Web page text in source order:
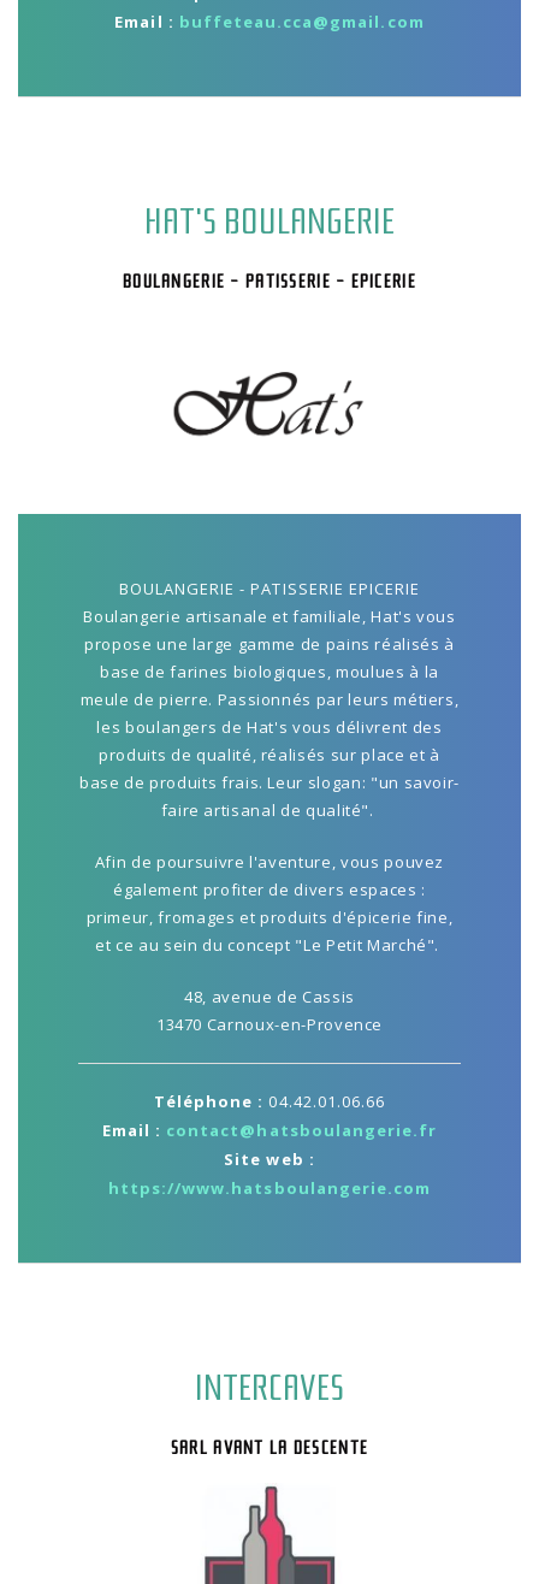
Email : buffeteau.cca@gmail.com
HAT'S BOULANGERIE
BOULANGERIE - PATISSERIE - EPICERIE
BOULANGERIE - PATISSERIE EPICERIE
Boulangerie artisanale et familiale, Hat's vous
propose une large gamme de pains réalisés à
base de farines biologiques, moulues à la
meule de pierre. Passionnés par leurs métiers,
les boulangers de Hat's vous délivrent des
produits de qualité, réalisés sur place et à
base de produits frais. Leur slogan: "un savoir-
faire artisanal de qualité".
Afin de poursuivre l'aventure, vous pouvez
également profiter de divers espaces :
primeur, fromages et produits d'épicerie fine,
et ce au sein du concept "Le Petit Marché".
48, avenue de Cassis
13470 Carnoux-en-Provence
Téléphone : 04.42.01.06.66
Email : contact@hatsboulangerie.fr
Site web :
https://www.hatsboulangerie.com
INTERCAVES
SARL AVANT LA DESCENTE